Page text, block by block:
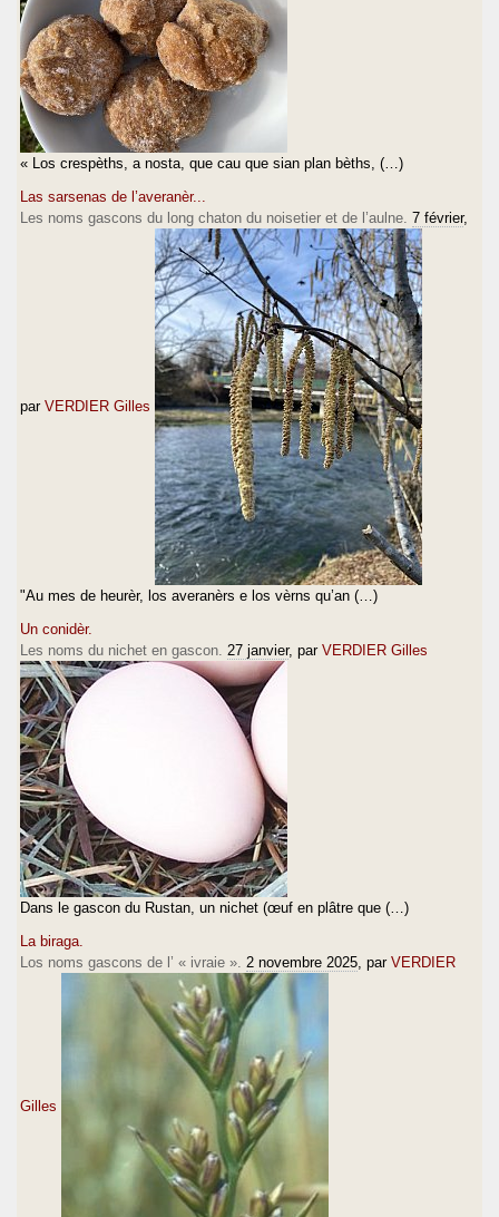
« Los crespèths, a nosta, que cau que sian plan bèths, (…)
Las sarsenas de l’averanèr...
Les noms gascons du long chaton du noisetier et de l’aulne. 7 février,
par VERDIER Gilles
"Au mes de heurèr, los averanèrs e los vèrns qu’an (…)
Un conidèr.
Les noms du nichet en gascon. 27 janvier, par VERDIER Gilles
Dans le gascon du Rustan, un nichet (œuf en plâtre que (…)
La biraga.
Los noms gascons de l’ « ivraie ». 2 novembre 2025 , par VERDIER
Gilles